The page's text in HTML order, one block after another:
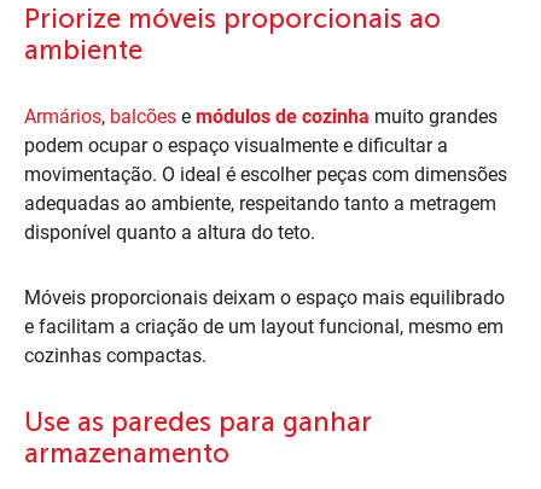
Priorize móveis proporcionais ao
ambiente
Armários, balcões e módulos de cozinha muito grandes
podem ocupar o espaço visualmente e dificultar a
movimentação. O ideal é escolher peças com dimensões
adequadas ao ambiente, respeitando tanto a metragem
disponível quanto a altura do teto.
Móveis proporcionais deixam o espaço mais equilibrado
e facilitam a criação de um layout funcional, mesmo em
cozinhas compactas.
Use as paredes para ganhar
armazenamento